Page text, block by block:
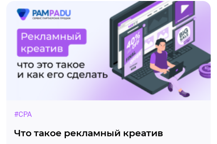
#CPA
Что такое рекламный креатив